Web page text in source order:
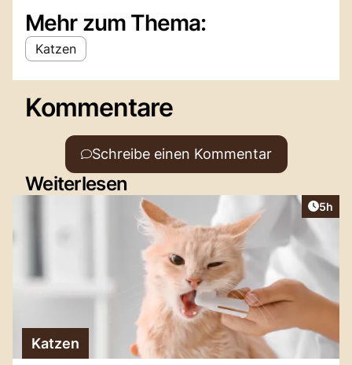
Mehr zum Thema:
Katzen
Kommentare
Schreibe einen Kommentar
Weiterlesen
5h
Katzen